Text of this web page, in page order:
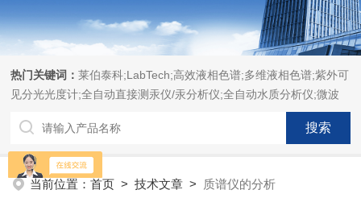
热门关键词：莱伯泰科;LabTech;高效液相色谱;多维液相色谱;紫外可
见分光光度计;全自动直接测汞仪/汞分析仪;全自动水质分析仪;微波
消解萃取系统;微波合成系统;微波灰化磺化系统;全自动固相萃取系
统;Dryvap全自动溶剂蒸发系统;激光固体烧蚀进样系统;循环水冷却
器;电热消解仪;微控数显电热板;光波加热仪;磁力搅拌器;分析仪器;实
验室设备;样品前处理仪器;实验室信息管理系统（LIMS;超净实验室
设计与工程;通风柜;化学安全柜;AAICPICP-MSUV-VISHPLC耗材和
当前位置：首页 >技术文章 > 质谱仪的分析